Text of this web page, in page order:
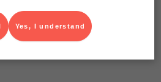
Yes, I understand